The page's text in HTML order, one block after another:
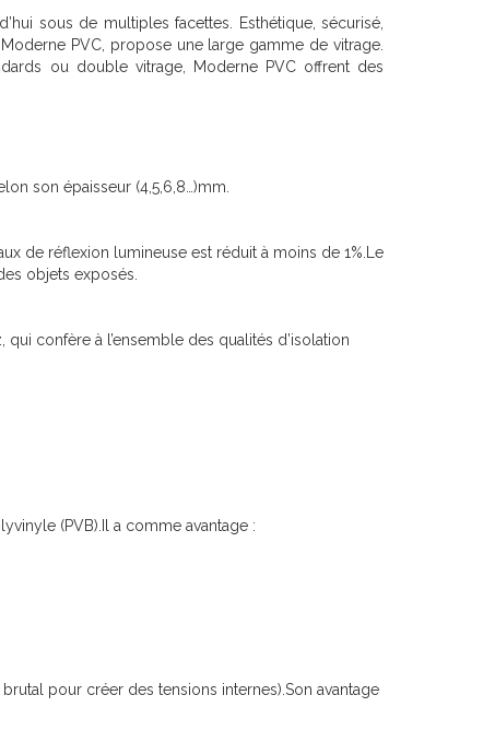
sous de multiples facettes. Esthétique, sécurisé,
PVC, propose une large gamme de vitrage.
ou double vitrage, Moderne PVC offrent des
son épaisseur (4,5,6,8…)mm.
de réflexion lumineuse est réduit à moins de 1%.Le
objets exposés.
confère à l’ensemble des qualités d’isolation
(PVB).Il a comme avantage :
pour créer des tensions internes).Son avantage